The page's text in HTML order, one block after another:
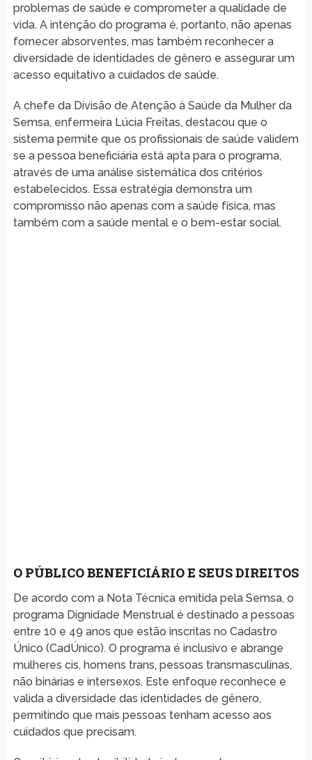
problemas de saúde e comprometer a qualidade de
vida. A intenção do programa é, portanto, não apenas
fornecer absorventes, mas também reconhecer a
diversidade de identidades de gênero e assegurar um
acesso equitativo a cuidados de saúde.
A chefe da Divisão de Atenção à Saúde da Mulher da
Semsa, enfermeira Lúcia Freitas, destacou que o
sistema permite que os profissionais de saúde validem
se a pessoa beneficiária está apta para o programa,
através de uma análise sistemática dos critérios
estabelecidos. Essa estratégia demonstra um
compromisso não apenas com a saúde física, mas
também com a saúde mental e o bem-estar social.
O PÚBLICO BENEFICIÁRIO E SEUS DIREITOS
De acordo com a Nota Técnica emitida pela Semsa, o
programa Dignidade Menstrual é destinado a pessoas
entre 10 e 49 anos que estão inscritas no Cadastro
Único (CadÚnico). O programa é inclusivo e abrange
mulheres cis, homens trans, pessoas transmasculinas,
não binárias e intersexos. Este enfoque reconhece e
valida a diversidade das identidades de gênero,
permitindo que mais pessoas tenham acesso aos
cuidados que precisam.